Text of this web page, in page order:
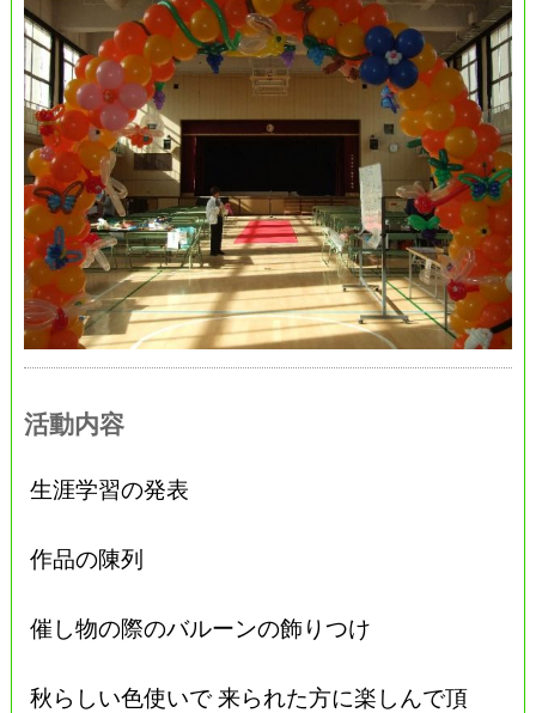
活動内容
生涯学習の発表
作品の陳列
催し物の際のバルーンの飾りつけ
秋らしい色使いで 来られた方に楽しんで頂